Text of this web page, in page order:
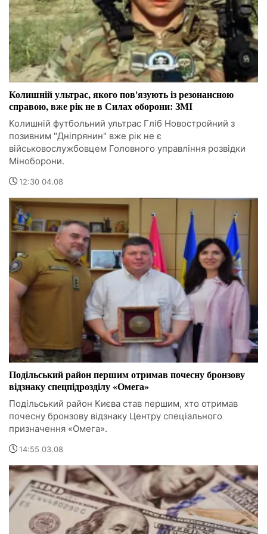
Колишній ультрас, якого пов'язують із резонансною
справою, вже рік не в Силах оборони: ЗМІ
Колишній футбольний ультрас Гліб Новостройний з
позивним "Дніпрянин" вже рік не є
військовослужбовцем Головного управління розвідки
Міноборони.
12:30 04.08
Подільський район першим отримав почесну бронзову
відзнаку спецпідрозділу «Омега»
Подільський район Києва став першим, хто отримав
почесну бронзову відзнаку Центру спеціального
призначення «Омега».
14:55 03.08